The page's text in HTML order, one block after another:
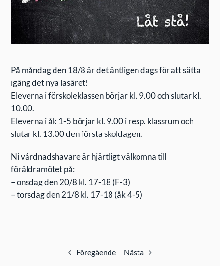
På måndag den 18/8 är det äntligen dags för att sätta
igång det nya läsåret!
Eleverna i förskoleklassen börjar kl. 9.00 och slutar kl.
10.00.
Eleverna i åk 1-5 börjar kl. 9.00 i resp. klassrum och
slutar kl. 13.00 den första skoldagen.
Ni vårdnadshavare är hjärtligt välkomna till
föräldramötet på:
– onsdag den 20/8 kl. 17-18 (F-3)
– torsdag den 21/8 kl. 17-18 (åk 4-5)
Föregående Nästa